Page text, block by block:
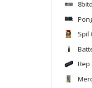
Spil
Rep